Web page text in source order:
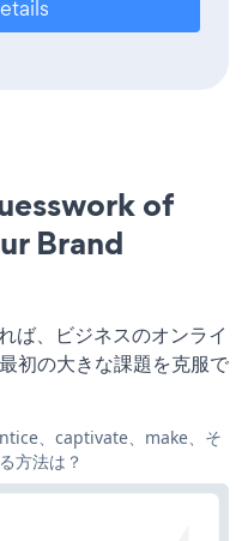
of
Brand
、ビジネスのオンライ
初の大きな課題を克服で
、captivate、make、そ
方法は？